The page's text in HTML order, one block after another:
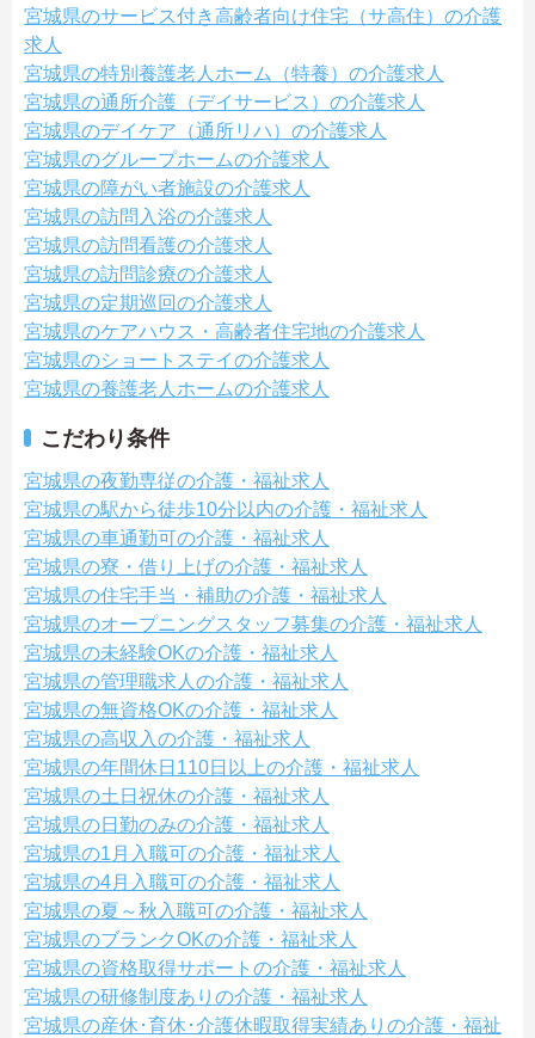
宮城県のサービス付き高齢者向け住宅（サ高住）の介護
求人
宮城県の特別養護老人ホーム（特養）の介護求人
宮城県の通所介護（デイサービス）の介護求人
宮城県のデイケア（通所リハ）の介護求人
宮城県のグループホームの介護求人
宮城県の障がい者施設の介護求人
宮城県の訪問入浴の介護求人
宮城県の訪問看護の介護求人
宮城県の訪問診療の介護求人
宮城県の定期巡回の介護求人
宮城県のケアハウス・高齢者住宅地の介護求人
宮城県のショートステイの介護求人
宮城県の養護老人ホームの介護求人
こだわり条件
宮城県の夜勤専従の介護・福祉求人
宮城県の駅から徒歩10分以内の介護・福祉求人
宮城県の車通勤可の介護・福祉求人
宮城県の寮・借り上げの介護・福祉求人
宮城県の住宅手当・補助の介護・福祉求人
宮城県のオープニングスタッフ募集の介護・福祉求人
宮城県の未経験OKの介護・福祉求人
宮城県の管理職求人の介護・福祉求人
宮城県の無資格OKの介護・福祉求人
宮城県の高収入の介護・福祉求人
宮城県の年間休日110日以上の介護・福祉求人
宮城県の土日祝休の介護・福祉求人
宮城県の日勤のみの介護・福祉求人
宮城県の1月入職可の介護・福祉求人
宮城県の4月入職可の介護・福祉求人
宮城県の夏～秋入職可の介護・福祉求人
宮城県のブランクOKの介護・福祉求人
宮城県の資格取得サポートの介護・福祉求人
宮城県の研修制度ありの介護・福祉求人
宮城県の産休･育休･介護休暇取得実績ありの介護・福祉